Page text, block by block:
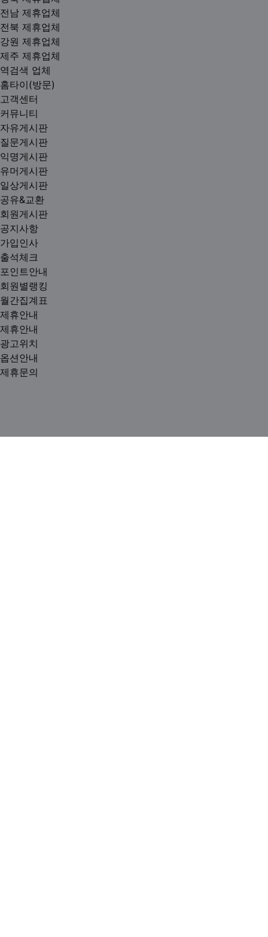
전남 제휴업체
전북 제휴업체
강원 제휴업체
제주 제휴업체
역검색 업체
홈타이(방문)
고객센터
커뮤니티
자유게시판
질문게시판
익명게시판
유머게시판
일상게시판
공유&교환
회원게시판
공지사항
가입인사
출석체크
포인트안내
회원별랭킹
월간집계표
제휴안내
제휴안내
광고위치
옵션안내
제휴문의